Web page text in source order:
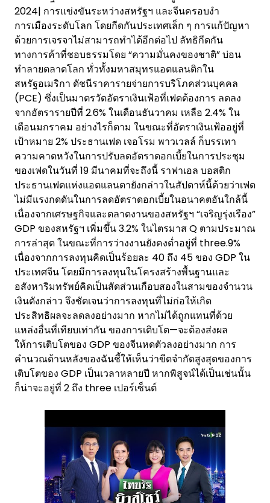
2024| การแข่งขันระหว่างสหรัฐฯ และจีนครอบงำ
การเมืองระดับโลก โดยกีดกันประเทศเล็ก ๆ การแก้ปัญหา
ด้วยการเจรจาไม่สามารถทำได้อีกต่อไป ลัทธิกีดกัน
ทางการค้าที่ชอบธรรมโดย “ความมั่นคงของชาติ” บ่อน
ทำลายตลาดโลก ทั่วทั้งมหาสมุทรแอตแลนติกใน
สหรัฐอเมริกา ดัชนีราคารายจ่ายการบริโภคส่วนบุคคล
(PCE) ซึ่งเป็นมาตรวัดอัตราเงินเฟ้อที่เฟดต้องการ ลดลง
จากอัตรารายปีที่ 2.6% ในเดือนธันวาคม เหลือ 2.4% ใน
เดือนมกราคม อย่างไรก็ตาม ในขณะที่อัตราเงินเฟ้ออยู่ที่
เป้าหมาย 2% ประธานเฟด เจอโรม พาวเวลล์ ก็บรรเทา
ความคาดหวังในการปรับลดอัตราดอกเบี้ยในการประชุม
ของเฟดในวันที่ 19 มีนาคมที่จะถึงนี้ ราฟาเอล บอสติก
ประธานเฟดแห่งแอตแลนตายังกล่าวในสัปดาห์นี้ด้วยว่าเฟด
ไม่มีแรงกดดันในการลดอัตราดอกเบี้ยในอนาคตอันใกล้นี้
เนื่องจากเศรษฐกิจและตลาดงานของสหรัฐฯ “เจริญรุ่งเรือง”
GDP ของสหรัฐฯ เพิ่มขึ้น 3.2% ในไตรมาส Q ตามประมาณ
การล่าสุด ในขณะที่การว่างงานยังคงต่ำอยู่ที่ three.9%
เนื่องจากการลงทุนคิดเป็นร้อยละ 40 ถึง 45 ของ GDP ใน
ประเทศจีน โดยมีการลงทุนในโครงสร้างพื้นฐานและ
อสังหาริมทรัพย์คิดเป็นสัดส่วนเกือบสองในสามของจำนวน
เงินดังกล่าว จึงชัดเจนว่าการลงทุนที่ไม่ก่อให้เกิด
ประสิทธิผลจะลดลงอย่างมาก หากไม่ได้ถูกแทนที่ด้วย
แหล่งอื่นที่เทียบเท่ากัน ของการเติบโต—จะต้องส่งผล
ให้การเติบโตของ GDP ของจีนหดตัวลงอย่างมาก การ
คำนวณด้านหลังของฉันชี้ให้เห็นว่าขีดจำกัดสูงสุดของการ
เติบโตของ GDP เป็นเวลาหลายปี หากพิสูจน์ได้เป็นเช่นนั้น
ก็น่าจะอยู่ที่ 2 ถึง three เปอร์เซ็นต์